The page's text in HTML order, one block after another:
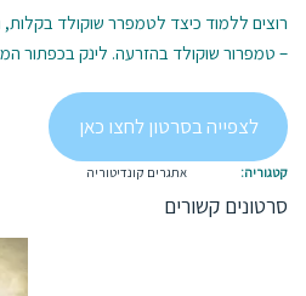
רוצים ללמוד כיצד לטמפרר שוקולד בקלות,
– טמפרור שוקולד בהזרעה. לינק בכפתור
לצפייה בסרטון לחצו כאן
אתגרים קונדיטוריה